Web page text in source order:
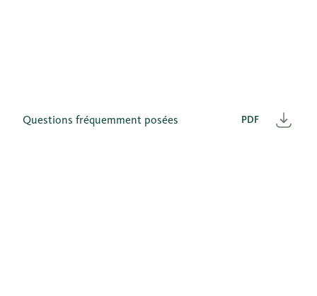
PDF
Questions fréquemment posées